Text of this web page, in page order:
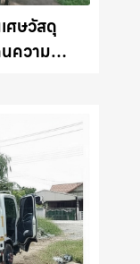
ศษวัสดุ
ความ